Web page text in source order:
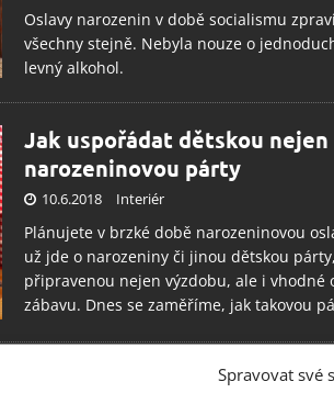
Spravovat své
Oslavy narozenin v době socialismu
všechny stejně. Nebyla nouze o
levný alkohol.
Jak uspořádat dětskou nejen
narozeninovou párty
10.6.2018 Interiér
Plánujete v brzké době narozeninovou
už jde o narozeniny či jinou dětskou
připravenou nejen výzdobu, ale i vhodné
zábavu. Dnes se zaměříme, jak takovou